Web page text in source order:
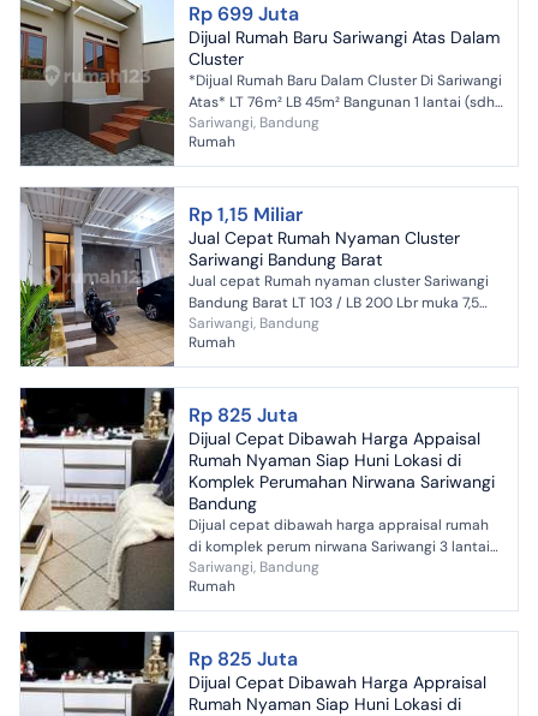
Rp 699 Juta
Dijual Rumah Baru Sariwangi Atas Dalam
Cluster
*Dijual Rumah Baru Dalam Cluster Di Sariwangi
Atas* LT 76m² LB 45m² Bangunan 1 lantai (sdh
cakar ayam siap bangun 2 lantai) KT 2, KM 1
Listrik 1...
Sariwangi, Bandung
Rumah
Rp 1,15 Miliar
Jual Cepat Rumah Nyaman Cluster
Sariwangi Bandung Barat
Jual cepat Rumah nyaman cluster Sariwangi
Bandung Barat LT 103 / LB 200 Lbr muka 7,5
Bangunan 3 lantai SHM, IMB 4 kmr tidur (2 di lt
1; 2 di lt 2...
Sariwangi, Bandung
Rumah
Rp 825 Juta
Dijual Cepat Dibawah Harga Appaisal
Rumah Nyaman Siap Huni Lokasi di
Komplek Perumahan Nirwana Sariwangi
Bandung
Dijual cepat dibawah harga appraisal rumah
di komplek perum nirwana Sariwangi 3 lantai
LT 78 LB 230 KT 4 + 3 KM 2 + 1 Dimensi 6 x 13
Listrik 5500...
Sariwangi, Bandung
Rumah
Rp 825 Juta
Dijual Cepat Dibawah Harga Appraisal
Rumah Nyaman Siap Huni Lokasi di